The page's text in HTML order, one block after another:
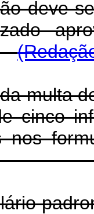
deve
multa
cinco
nos